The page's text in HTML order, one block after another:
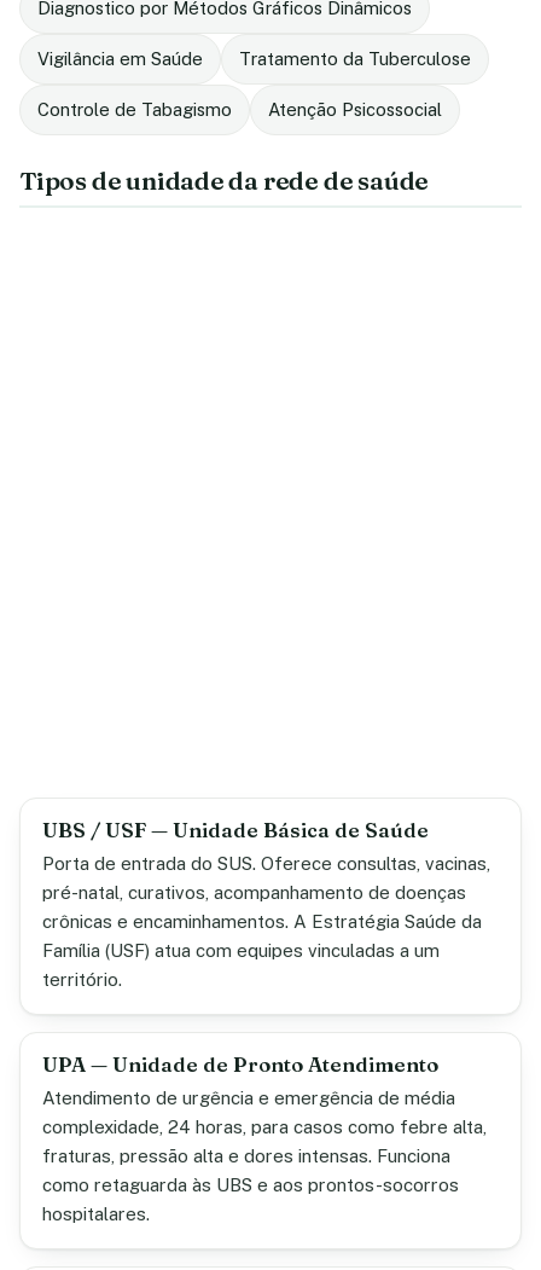
Diagnostico por Métodos Gráficos Dinâmicos
Vigilância em Saúde Tratamento da Tuberculose
Controle de Tabagismo Atenção Psicossocial
Tipos de unidade da rede de saúde
UBS / USF — Unidade Básica de Saúde
Porta de entrada do SUS. Oferece consultas, vacinas,
pré-natal, curativos, acompanhamento de doenças
crônicas e encaminhamentos. A Estratégia Saúde da
Família (USF) atua com equipes vinculadas a um
território.
UPA — Unidade de Pronto Atendimento
Atendimento de urgência e emergência de média
complexidade, 24 horas, para casos como febre alta,
fraturas, pressão alta e dores intensas. Funciona
como retaguarda às UBS e aos prontos-socorros
hospitalares.